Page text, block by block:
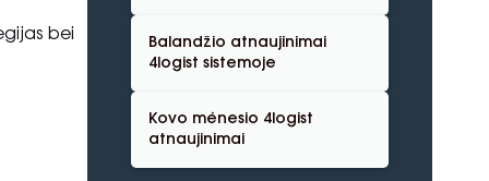
bei
Balandžio atnaujinimai
4logist sistemoje
Kovo mėnesio 4logist
atnaujinimai